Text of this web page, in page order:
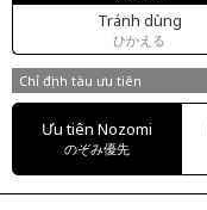
Tránh dùng
ひかえる
Chỉ định tàu ưu tiên
Ưu tiên Nozomi
のぞみ優先